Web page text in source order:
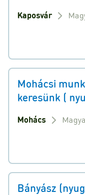
Kaposvár
Mohácsi
keresünk (
Mohács
Bányász